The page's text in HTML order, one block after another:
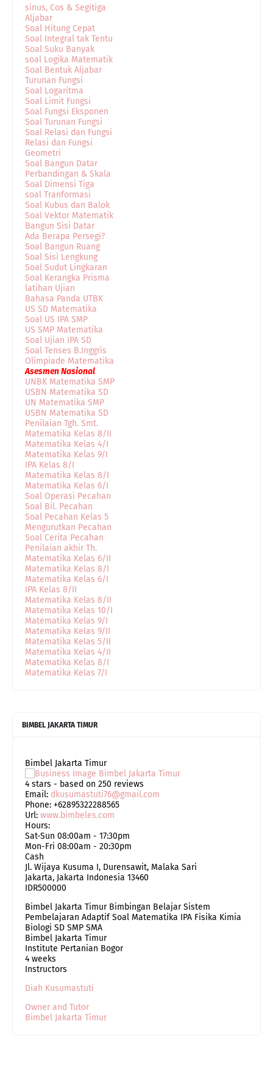
sinus, Cos & Segitiga
Aljabar
Soal Hitung Cepat
Soal Integral tak Tentu
Soal Suku Banyak
soal Logika Matematik
Soal Bentuk Aljabar
Turunan Fungsi
Soal Logaritma
Soal Limit Fungsi
Soal Fungsi Eksponen
Soal Turunan Fungsi
Soal Relasi dan Fungsi
Relasi dan Fungsi
Geometri
Soal Bangun Datar
Perbandingan & Skala
Soal Dimensi Tiga
soal Tranformasi
Soal Kubus dan Balok
Soal Vektor Matematik
Bangun Sisi Datar
Ada Berapa Persegi?
Soal Bangun Ruang
Soal Sisi Lengkung
Soal Sudut Lingkaran
Soal Kerangka Prisma
latihan Ujian
Bahasa Panda UTBK
US SD Matematika
Soal US IPA SMP
US SMP Matematika
Soal Ujian IPA SD
Soal Tenses B.Inggris
Olimpiade Matematika
Asesmen Nasional
UNBK Matematika SMP
USBN Matematika SD
UN Matematika SMP
USBN Matematika SD
Penilaian Tgh. Smt.
Matematika Kelas 8/II
Matematika Kelas 4/I
Matematika Kelas 9/I
IPA Kelas 8/I
Matematika Kelas 8/I
Matematika Kelas 6/I
Soal Operasi Pecahan
Soal Bil. Pecahan
Soal Pecahan Kelas 5
Mengurutkan Pecahan
Soal Cerita Pecahan
Penilaian akhir Th.
Matematika Kelas 6/II
Matematika Kelas 8/I
Matematika Kelas 6/I
IPA Kelas 8/II
Matematika Kelas 8/II
Matematika Kelas 10/I
Matematika Kelas 9/I
Matematika Kelas 9/II
Matematika Kelas 5/II
Matematika Kelas 4/II
Matematika Kelas 8/I
Matematika Kelas 7/I
BIMBEL JAKARTA TIMUR
Bimbel Jakarta Timur
4 stars - based on 250 reviews
Email: dkusumastuti76@gmail.com
Phone: +62895322288565
Url: www.bimbeles.com
Hours:
Sat-Sun 08:00am - 17:30pm
Mon-Fri 08:00am - 20:30pm
Cash
Jl. Wijaya Kusuma I, Durensawit, Malaka Sari
Jakarta, Jakarta Indonesia 13460
IDR500000
Bimbel Jakarta Timur Bimbingan Belajar Sistem
Pembelajaran Adaptif Soal Matematika IPA Fisika Kimia
Biologi SD SMP SMA
Bimbel Jakarta Timur
Institute Pertanian Bogor
4 weeks
Instructors
Diah Kusumastuti
Owner and Tutor
Bimbel Jakarta Timur